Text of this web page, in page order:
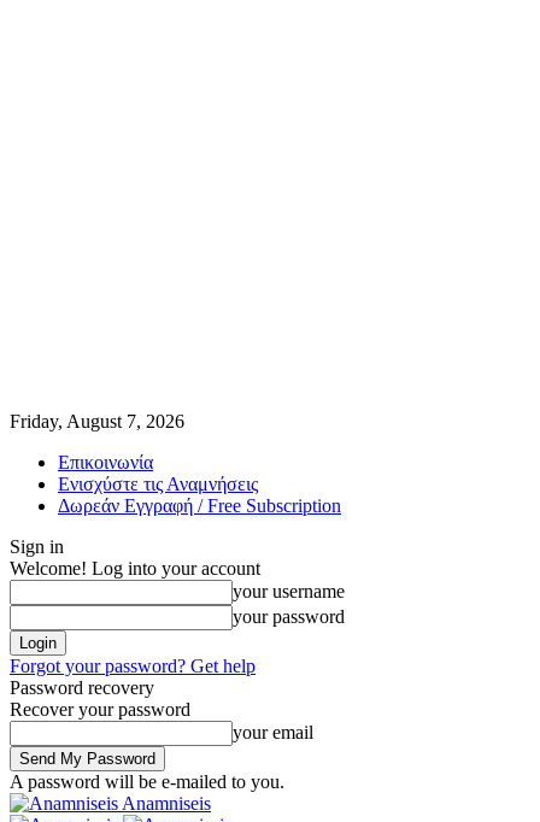
Friday, August 7, 2026
Επικοινωνία
Ενισχύστε τις Αναμνήσεις
Δωρεάν Εγγραφή / Free Subscription
Sign in
Welcome! Log into your account
your username
your password
Forgot your password? Get help
Password recovery
Recover your password
your email
A password will be e-mailed to you.
Anamniseis